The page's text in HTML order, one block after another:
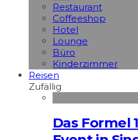
Restaurant
Coffeeshop
Hotel
Lounge
Büro
Kinderzimmer
Reisen
Zufällig
Das Formel